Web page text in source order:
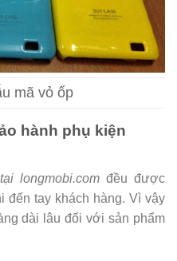
mã vỏ ốp
hành phụ kiện
longmobi.com đều được
đến tay khách hàng. Vì vậy
dài lâu đối với sản phẩm